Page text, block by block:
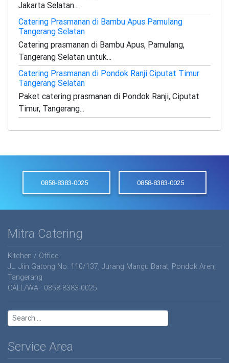
Jakarta Selatan...
Catering Prasmanan di Bambu Apus Pamulang
Tangerang Selatan
Catering prasmanan di Bambu Apus, Pamulang,
Tangerang Selatan untuk...
Catering Prasmanan di Pondok Ranji Ciputat Timur
Tangerang Selatan
Paket catering prasmanan di Pondok Ranji, Ciputat
Timur, Tangerang...
0858-8383-0025 0858-8383-0025
Mitra Catering
Kitchen / Office :
JL. Jiin Gatong No. 110/137, Jurang Mangu Barat, Pondok Aren,
Tangerang
CALL/WA : 0858-8383-0025
Service Area